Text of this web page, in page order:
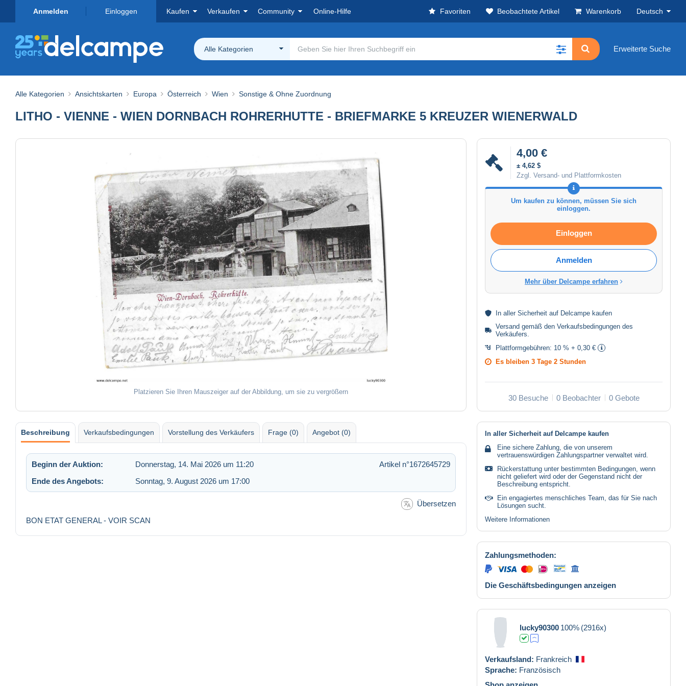
Anmelden Einloggen Kaufen Verkaufen Community Online-Hilfe Favoriten Beobachtete Artikel Warenkorb Deutsch
Alle Kategorien Erweiterte Suche
Alle Kategorien Ansichtskarten Europa Österreich Wien Sonstige & Ohne Zuordnung
LITHO - VIENNE - WIEN DORNBACH ROHRERHUTTE - BRIEFMARKE 5 KREUZER WIENERWALD
Platzieren Sie Ihren Mauszeiger auf der Abbildung, um sie zu vergrößern
4,00 €
± 4,62 $
Zzgl. Versand- und Plattformkosten
Um kaufen zu können, müssen Sie sich
einloggen.
Einloggen
Anmelden
Mehr über Delcampe erfahren
In aller Sicherheit auf Delcampe kaufen
Versand gemäß den Verkaufsbedingungen des
Verkäufers
Plattformgebühren: 10 % + 0,30 €
Es bleiben 3 Tage 2 Stunden
30 Besuche 0 Beobachter 0 Gebote
Beschreibung Verkaufsbedingungen Vorstellung des Verkäufers Frage (0) Angebot (0)
Beginn der Auktion: Donnerstag, 14. Mai 2026 um 11:20
Artikel n°1672645729
Ende des Angebots:
Sonntag, 9. August 2026 um 17:00
Übersetzen
BON ETAT GENERAL - VOIR SCAN
In aller Sicherheit auf Delcampe kaufen
Eine sichere Zahlung, die von unserem
vertrauenswürdigen Zahlungspartner verwaltet wird.
Rückerstattung unter bestimmten Bedingungen, wenn
nicht geliefert wird oder der Gegenstand nicht der
Beschreibung entspricht.
Ein engagiertes menschliches Team, das für Sie nach
Lösungen sucht.
Weitere Informationen
Zahlungsmethoden:
Die Geschäftsbedingungen anzeigen
lucky90300 100% (2916x)
Verkaufsland: Frankreich
Sprache: Französisch